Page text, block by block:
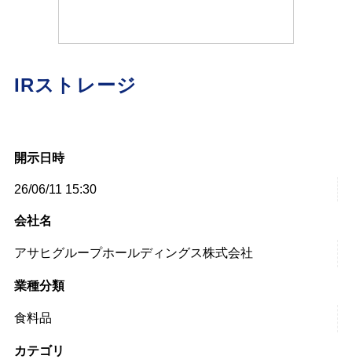
IRストレージ
開示日時
26/06/11 15:30
会社名
アサヒグループホールディングス株式会社
業種分類
食料品
カテゴリ